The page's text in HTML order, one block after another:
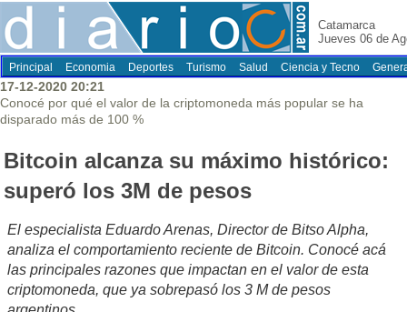
Catamarca
Jueves 06 de
Principal Economia Deportes Turismo Salud Ciencia y Tecno
17-12-2020 20:21
Conocé por qué el valor de la criptomoneda más popular se ha
disparado más de 100 %
Bitcoin alcanza su máximo histórico:
superó los 3M de pesos
El especialista Eduardo Arenas, Director de Bitso Alpha,
analiza el comportamiento reciente de Bitcoin. Conocé acá
las principales razones que impactan en el valor de esta
criptomoneda, que ya sobrepasó los 3 M de pesos